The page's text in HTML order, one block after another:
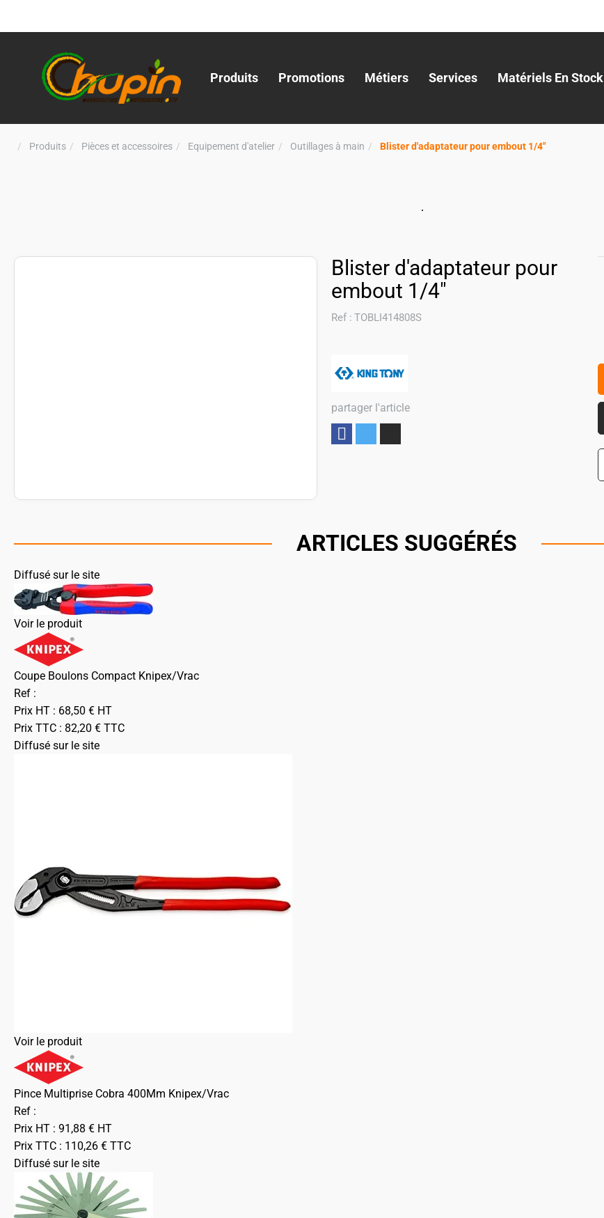
Produits Promotions Métiers Services Matériels En Stock
Produits Pièces et accessoires Equipement d'atelier Outillages à main Blister d'adaptateur pour embout 1/4"
Blister d'adaptateur pour
embout 1/4"
Ref : TOBLI414808S
partager l'article
ARTICLES SUGGÉRÉS
Diffusé sur le site
Voir le produit
Coupe Boulons Compact Knipex/Vrac
Ref :
Prix HT : 68,50 € HT
Prix TTC : 82,20 € TTC
Diffusé sur le site
Voir le produit
Pince Multiprise Cobra 400Mm Knipex/Vrac
Ref :
Prix HT : 91,88 € HT
Prix TTC : 110,26 € TTC
Diffusé sur le site